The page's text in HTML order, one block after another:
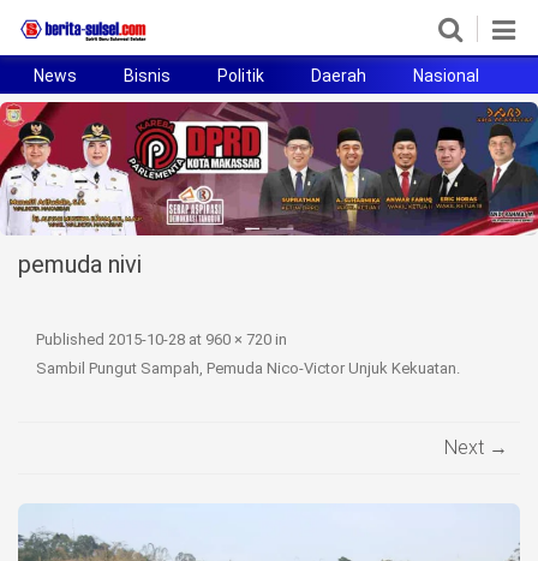
Home
News
Politik
Pendidikan
Bisnis
Otomotif
Life Style
News Bisnis Politik Daerah Nasional
pemuda nivi
Published 2015-10-28 at 960 × 720 in
Sambil Pungut Sampah, Pemuda Nico-Victor Unjuk Kekuatan
Next →